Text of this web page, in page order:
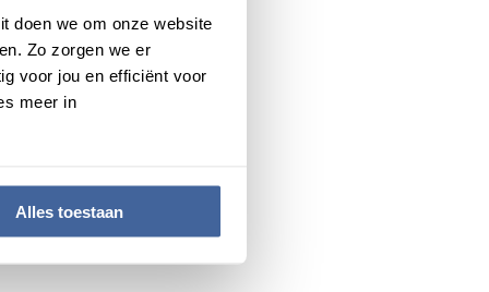
doen we om onze website
Zo zorgen we er
voor jou en efficiënt voor
meer in
Alles toestaan
we dit onderwerp overal
om dit tekort aan te
helpen we patiënten